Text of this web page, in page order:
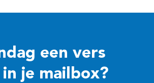
een vers
je mailbox?